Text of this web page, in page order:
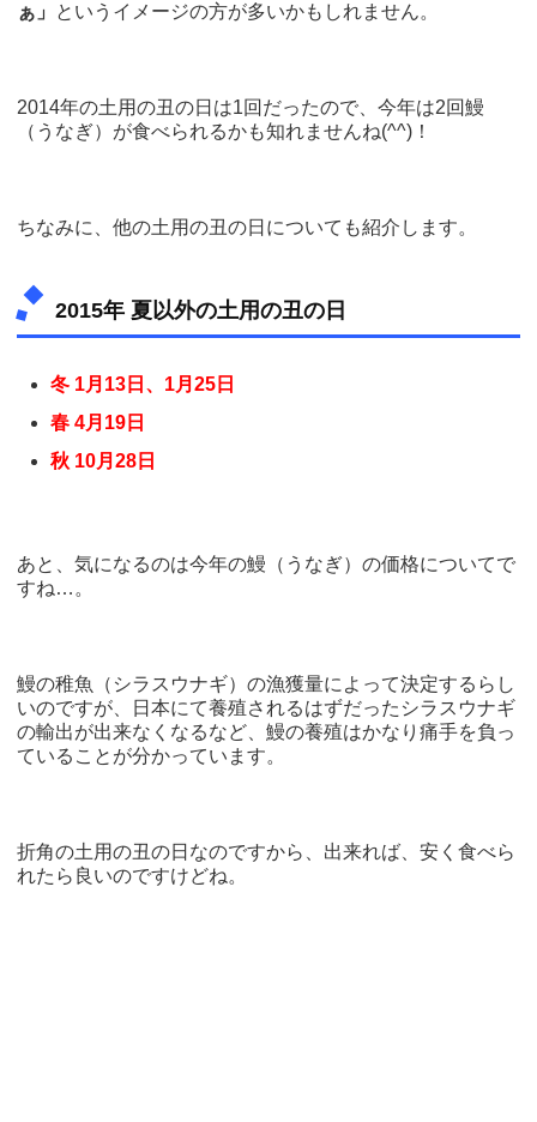
ぁ」 というイメージの方が多いかもしれません。
2014年の土用の丑の日は1回だったので、今年は2回鰻
（うなぎ）が食べられるかも知れませんね(^^)！
ちなみに、他の土用の丑の日についても紹介します。
2015年 夏以外の土用の丑の日
冬 1月13日、1月25日
春 4月19日
秋 10月28日
あと、気になるのは今年の鰻（うなぎ）の価格についてで
すね…。
鰻の稚魚（シラスウナギ）の漁獲量によって決定するらし
いのですが、日本にて養殖されるはずだったシラスウナギ
の輸出が出来なくなるなど、鰻の養殖はかなり痛手を負っ
ていることが分かっています。
折角の土用の丑の日なのですから、出来れば、安く食べら
れたら良いのですけどね。